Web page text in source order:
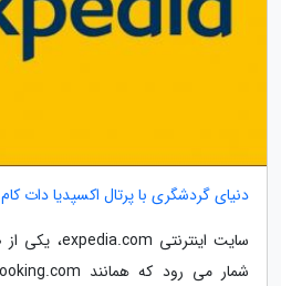
دنیای گردشگری با پرتال اکسپدیا دات کام